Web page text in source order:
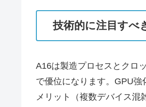
技術的に注目すべ
A16は製造プロセスとクロ
で優位になります。GPU
メリット（複数デバイス混